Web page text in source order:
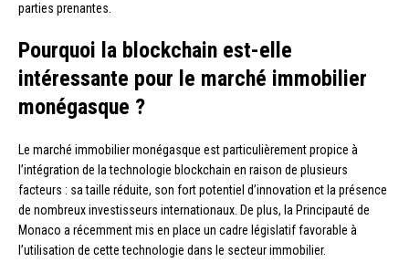
parties prenantes.
Pourquoi la blockchain est-elle
intéressante pour le marché immobilier
monégasque ?
Le marché immobilier monégasque est particulièrement propice à
l’intégration de la technologie blockchain en raison de plusieurs
facteurs : sa taille réduite, son fort potentiel d’innovation et la présence
de nombreux investisseurs internationaux. De plus, la Principauté de
Monaco a récemment mis en place un cadre législatif favorable à
l’utilisation de cette technologie dans le secteur immobilier.